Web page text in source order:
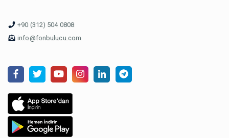
+90 (312) 504 0808
info@fonbulucu.com